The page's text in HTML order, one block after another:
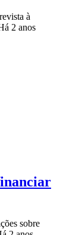
à
2 anos
sobre